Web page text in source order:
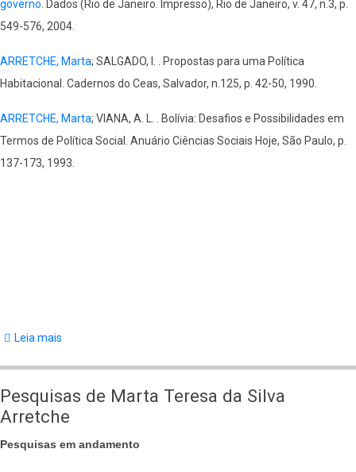
governo . Dados (Rio de Janeiro. Impresso), Rio de Janeiro, v. 47, n.3, p.
549-576, 2004.
ARRETCHE, Marta; SALGADO, I. . Propostas para uma Política
Habitacional. Cadernos do Ceas, Salvador, n.125, p. 42-50, 1990.
ARRETCHE, Marta; VIANA, A. L. . Bolívia: Desafios e Possibilidades em
Termos de Política Social. Anuário Ciências Sociais Hoje, São Paulo, p.
137-173, 1993.
Leia mais
Marta
Teresa
da
Pesquisas de Marta Teresa da Silva
Arretche
Pesquisas em andamento